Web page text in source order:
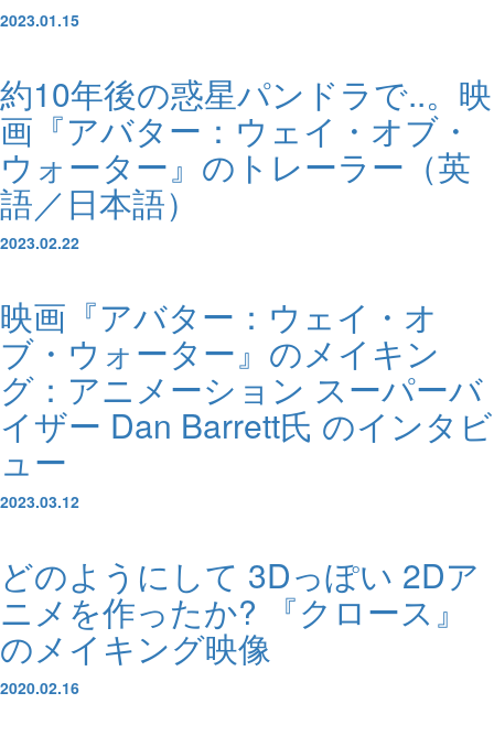
2023.01.15
約10年後の惑星パンドラで..。映
画『アバター：ウェイ・オブ・
ウォーター』のトレーラー（英
語／日本語）
2023.02.22
映画『アバター：ウェイ・オ
ブ・ウォーター』のメイキン
グ：アニメーション スーパーバ
イザー Dan Barrett氏 のインタビ
ュー
2023.03.12
どのようにして 3Dっぽい 2Dア
ニメを作ったか? 『クロース』
のメイキング映像
2020.02.16